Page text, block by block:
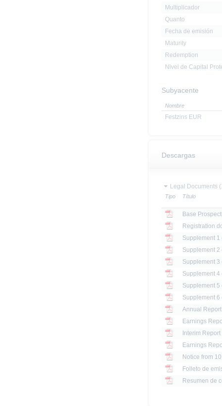
Multiplicador
Quanto
Fecha de emisión
Maturity
Redemption
Nivel de Capital
Subyacente
Nombre
Festzins EUR
Descargas
Legal Documents
Tipo Título
Base
Registration
Annual
Earnings
Interim
Earnings
Notice from
Folleto de
Resumen de